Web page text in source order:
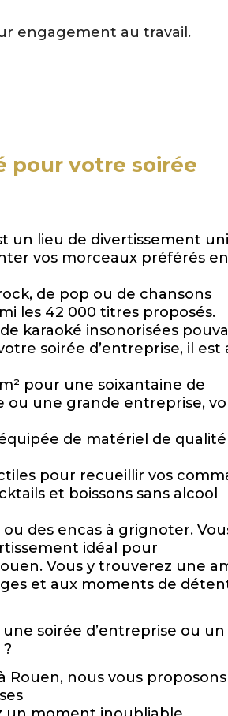
engagement au travail.
pour votre soirée
un lieu de divertissement
vos morceaux préférés en
de pop ou de chansons
les 42 000 titres proposés.
karaoké insonorisées
soirée d’entreprise, il est
pour une soixantaine de
ou une grande entreprise,
de matériel de qualité
pour recueillir vos
et boissons sans alcool
des encas à grignoter.
idéal pour
Vous y trouverez une
et aux moments de
soirée d’entreprise ou
Rouen, nous vous